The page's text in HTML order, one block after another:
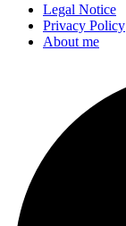
Legal Notice
Privacy Policy
About me